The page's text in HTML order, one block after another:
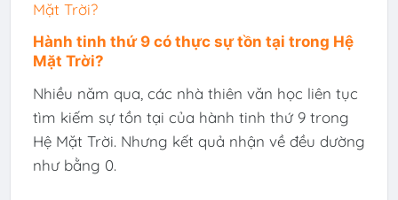
Hành tinh thứ 9 có thực sự tồn tại trong Hệ
Mặt Trời?
Nhiều năm qua, các nhà thiên văn học liên tục
tìm kiếm sự tồn tại của hành tinh thứ 9 trong
Hệ Mặt Trời. Nhưng kết quả nhận về đều dường
như bằng 0.